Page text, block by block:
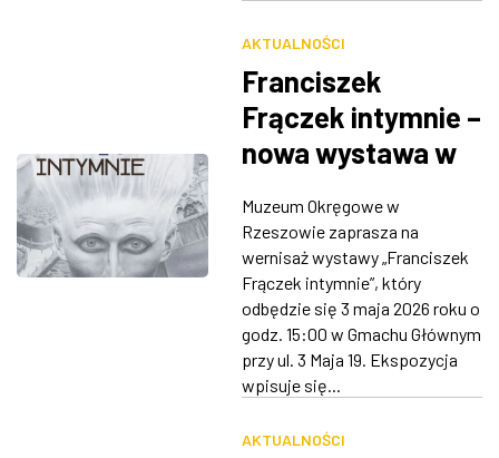
AKTUALNOŚCI
Franciszek
Frączek intymnie –
nowa wystawa w
Okręgowym
Muzeum Okręgowe w
Rzeszowie zaprasza na
wernisaż wystawy „Franciszek
Frączek intymnie”, który
odbędzie się 3 maja 2026 roku o
godz. 15:00 w Gmachu Głównym
przy ul. 3 Maja 19. Ekspozycja
wpisuje się...
AKTUALNOŚCI